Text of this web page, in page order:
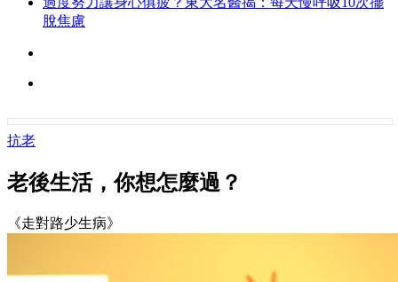
脫焦慮
抗老
老後生活，你想怎麼過？
《走對路少生病》